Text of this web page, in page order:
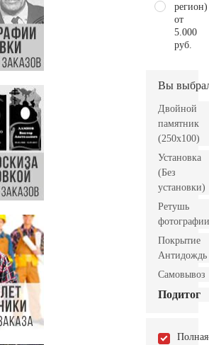
регион)
от
5.000
руб.
Вы
Двойной
памятник
(250x100)
Установка
(Без
установки)
Ретушь
фотографии
Покрытие
Антидождь
Самовывоз
Подитог
Полная